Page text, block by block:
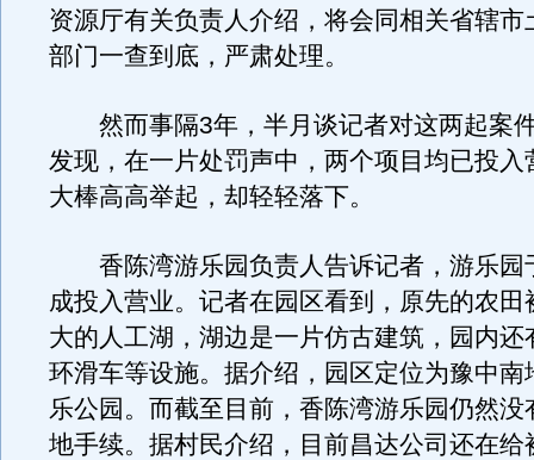
资源厅有关负责人介绍，将会同相关省辖市
部门一查到底，严肃处理。
然而事隔3年，半月谈记者对这两起案
发现，在一片处罚声中，两个项目均已投入
大棒高高举起，却轻轻落下。
香陈湾游乐园负责人告诉记者，游乐园
成投入营业。记者在园区看到，原先的农田
大的人工湖，湖边是一片仿古建筑，园内还
环滑车等设施。据介绍，园区定位为豫中南
乐公园。而截至目前，香陈湾游乐园仍然没
地手续。据村民介绍，目前昌达公司还在给